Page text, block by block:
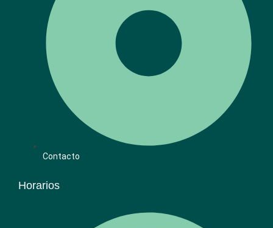
Contacto
Horarios